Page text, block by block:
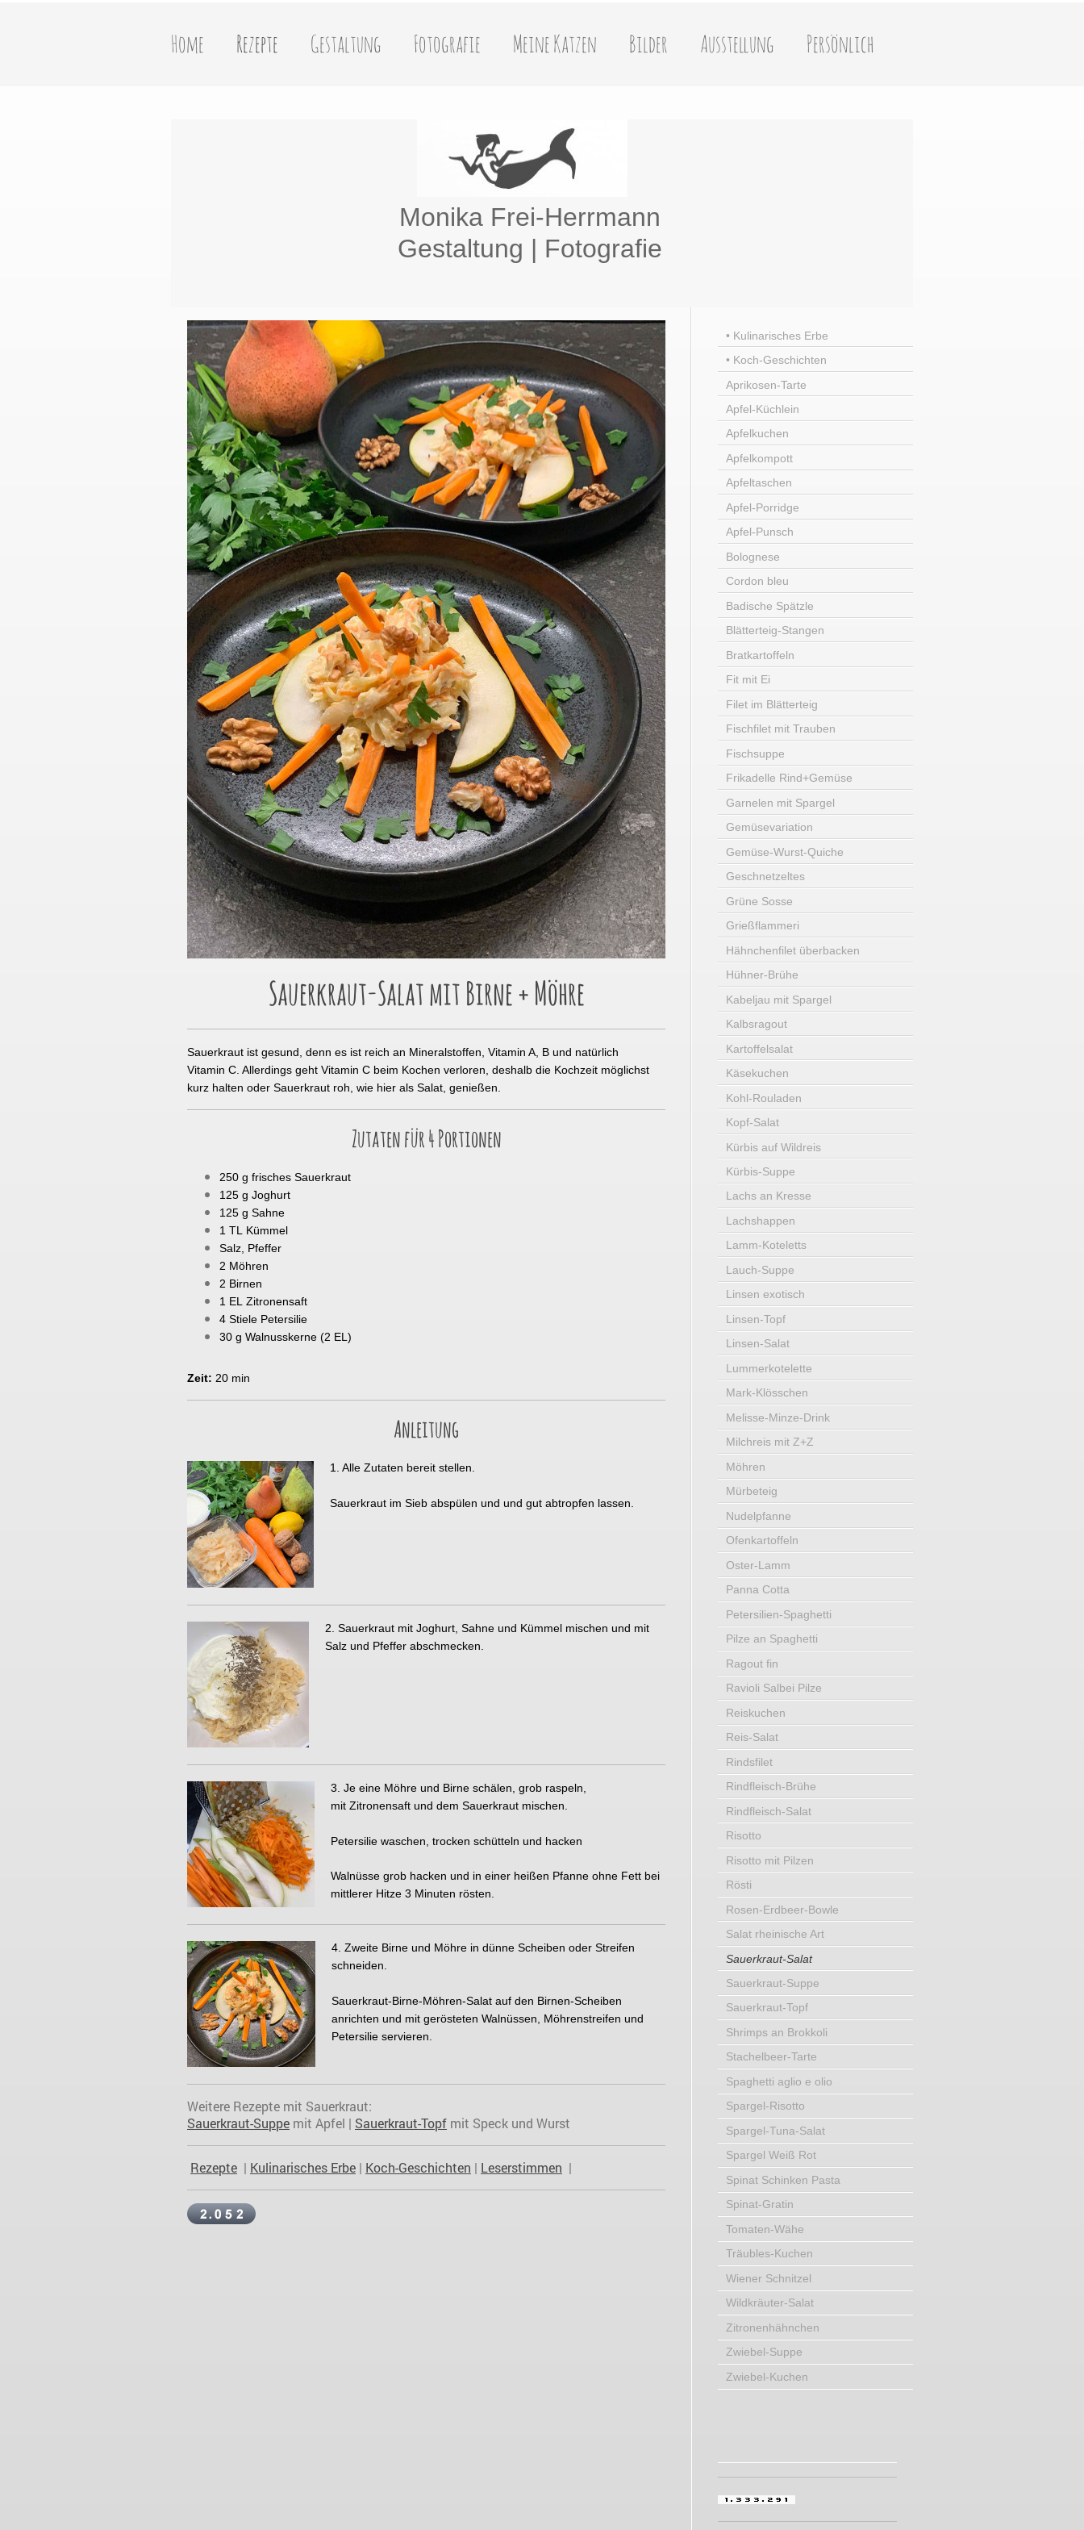
Home Rezepte Gestaltung Fotografie Meine Katzen Bilder Ausstellung Persönlich
Monika Frei-Herrmann
Gestaltung | Fotografie
Sauerkraut-Salat mit Birne + Möhre
Sauerkraut ist gesund, denn es ist reich an Mineralstoffen, Vitamin A, B und natürlich
Vitamin C. Allerdings geht Vitamin C beim Kochen verloren, deshalb die Kochzeit möglichst
kurz halten oder Sauerkraut roh, wie hier als Salat, genießen.
Zutaten für 4 Portionen
250 g frisches Sauerkraut
125 g Joghurt
125 g Sahne
1 TL Kümmel
Salz, Pfeffer
2 Möhren
2 Birnen
1 EL Zitronensaft
4 Stiele Petersilie
30 g Walnusskerne (2 EL)
Zeit: 20 min
Anleitung
1. Alle Zutaten bereit stellen.
Sauerkraut im Sieb abspülen und und gut abtropfen lassen.
2. Sauerkraut mit Joghurt, Sahne und Kümmel mischen und mit
Salz und Pfeffer abschmecken.
3. Je eine Möhre und Birne schälen, grob raspeln,
mit Zitronensaft und dem Sauerkraut mischen.
Petersilie waschen, trocken schütteln und hacken
Walnüsse grob hacken und in einer heißen Pfanne ohne Fett bei
mittlerer Hitze 3 Minuten rösten.
4. Zweite Birne und Möhre in dünne Scheiben oder Streifen
schneiden.
Sauerkraut-Birne-Möhren-Salat auf den Birnen-Scheiben
anrichten und mit gerösteten Walnüssen, Möhrenstreifen und
Petersilie servieren.
Weitere Rezepte mit Sauerkraut:
Sauerkraut-Suppe mit Apfel | Sauerkraut-Topf mit Speck und Wurst
Rezepte | Kulinarisches Erbe | Koch-Geschichten | Leserstimmen |
• Kulinarisches Erbe
• Koch-Geschichten
Aprikosen-Tarte
Apfel-Küchlein
Apfelkuchen
Apfelkompott
Apfeltaschen
Apfel-Porridge
Apfel-Punsch
Bolognese
Cordon bleu
Badische Spätzle
Blätterteig-Stangen
Bratkartoffeln
Fit mit Ei
Filet im Blätterteig
Fischfilet mit Trauben
Fischsuppe
Frikadelle Rind+Gemüse
Garnelen mit Spargel
Gemüsevariation
Gemüse-Wurst-Quiche
Geschnetzeltes
Grüne Sosse
Grießflammeri
Hähnchenfilet überbacken
Hühner-Brühe
Kabeljau mit Spargel
Kalbsragout
Kartoffelsalat
Käsekuchen
Kohl-Rouladen
Kopf-Salat
Kürbis auf Wildreis
Kürbis-Suppe
Lachs an Kresse
Lachshappen
Lamm-Koteletts
Lauch-Suppe
Linsen exotisch
Linsen-Topf
Linsen-Salat
Lummerkotelette
Mark-Klösschen
Melisse-Minze-Drink
Milchreis mit Z+Z
Möhren
Mürbeteig
Nudelpfanne
Ofenkartoffeln
Oster-Lamm
Panna Cotta
Petersilien-Spaghetti
Pilze an Spaghetti
Ragout fin
Ravioli Salbei Pilze
Reiskuchen
Reis-Salat
Rindsfilet
Rindfleisch-Brühe
Rindfleisch-Salat
Risotto
Risotto mit Pilzen
Rösti
Rosen-Erdbeer-Bowle
Salat rheinische Art
Sauerkraut-Salat
Sauerkraut-Suppe
Sauerkraut-Topf
Shrimps an Brokkoli
Stachelbeer-Tarte
Spaghetti aglio e olio
Spargel-Risotto
Spargel-Tuna-Salat
Spargel Weiß Rot
Spinat Schinken Pasta
Spinat-Gratin
Tomaten-Wähe
Träubles-Kuchen
Wiener Schnitzel
Wildkräuter-Salat
Zitronenhähnchen
Zwiebel-Suppe
Zwiebel-Kuchen